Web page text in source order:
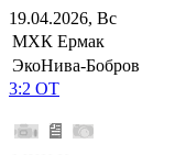
19.04.2026, Вс
МХК Ермак
ЭкоНива-Бобров
3:2 ОТ